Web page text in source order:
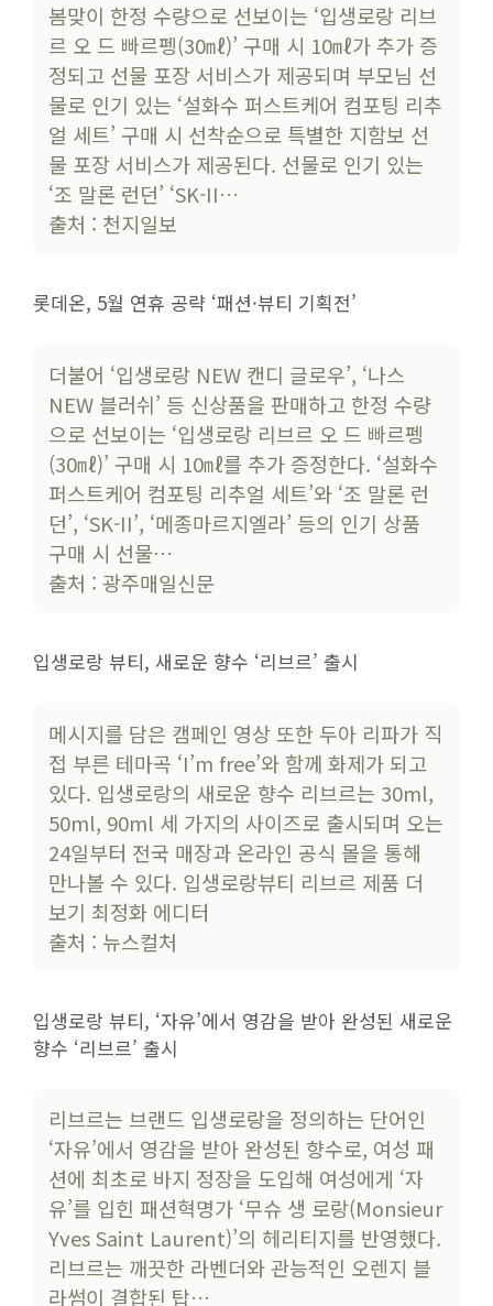
봄맞이 한정 수량으로 선보이는 ‘입생로랑 리브
르 오 드 빠르펭(30㎖)’ 구매 시 10㎖가 추가 증
정되고 선물 포장 서비스가 제공되며 부모님 선
물로 인기 있는 ‘설화수 퍼스트케어 컴포팅 리추
얼 세트’ 구매 시 선착순으로 특별한 지함보 선
물 포장 서비스가 제공된다. 선물로 인기 있는
‘조 말론 런던’ ‘SK-II…
출처 : 천지일보
롯데온, 5월 연휴 공략 ‘패션·뷰티 기획전’
더불어 ‘입생로랑 NEW 캔디 글로우’, ‘나스
NEW 블러쉬’ 등 신상품을 판매하고 한정 수량
으로 선보이는 ‘입생로랑 리브르 오 드 빠르펭
(30㎖)’ 구매 시 10㎖를 추가 증정한다. ‘설화수
퍼스트케어 컴포팅 리추얼 세트’와 ‘조 말론 런
던’, ‘SK-II’, ‘메종마르지엘라’ 등의 인기 상품
구매 시 선물…
출처 : 광주매일신문
입생로랑 뷰티, 새로운 향수 ‘리브르’ 출시
메시지를 담은 캠페인 영상 또한 두아 리파가 직
접 부른 테마곡 ‘I’m free’와 함께 화제가 되고
있다. 입생로랑의 새로운 향수 리브르는 30ml,
50ml, 90ml 세 가지의 사이즈로 출시되며 오는
24일부터 전국 매장과 온라인 공식 몰을 통해
만나볼 수 있다. 입생로랑뷰티 리브르 제품 더
보기 최정화 에디터
출처 : 뉴스컬처
입생로랑 뷰티, ‘자유’에서 영감을 받아 완성된 새로운
향수 ‘리브르’ 출시
리브르는 브랜드 입생로랑을 정의하는 단어인
‘자유’에서 영감을 받아 완성된 향수로, 여성 패
션에 최초로 바지 정장을 도입해 여성에게 ‘자
유’를 입힌 패션혁명가 ‘무슈 생 로랑(Monsieur
Yves Saint Laurent)’의 헤리티지를 반영했다.
리브르는 깨끗한 라벤더와 관능적인 오렌지 블
라썸이 결합된 탑…